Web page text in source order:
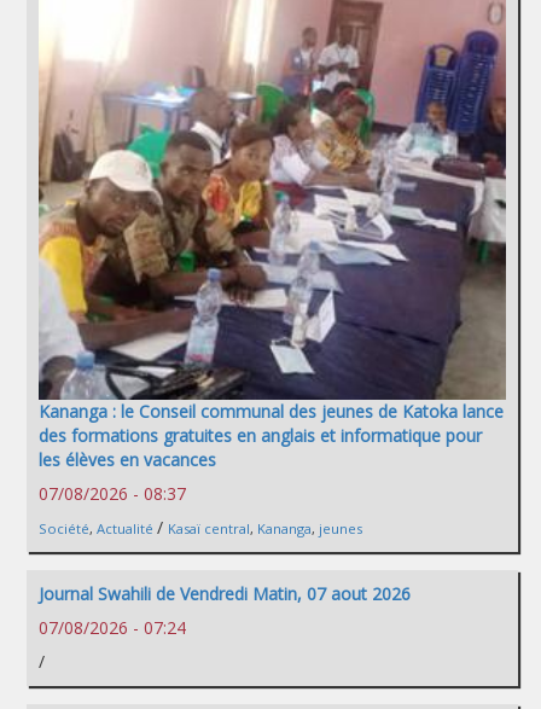
Kananga : le Conseil communal des jeunes de Katoka lance
des formations gratuites en anglais et informatique pour
les élèves en vacances
07/08/2026 - 08:37
Société, Actualité / Kasaï central, Kananga, jeunes
Journal Swahili de Vendredi Matin, 07 aout 2026
07/08/2026 - 07:24
/